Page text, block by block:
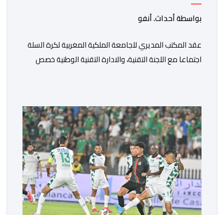
بواسطة أحداث. أنفو
عقد المكتب المديري للجامعة الملكية المغربية لكرة السلة
اجتماعا مع اللجنة التقنية، والادارة التقنية الوطنية خصص
الفترة الأخيرة. وشهد الاجتماع تقديم عرض مفصل حول
مشاركة المنتخبين الوطنيين لأقل من 18 سنة، إناثا وذكورا،
من طرف اللجنة التقنية التي واكبت كل […]